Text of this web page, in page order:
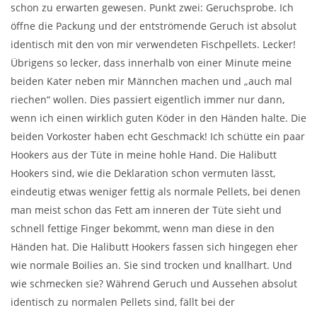
schon zu erwarten gewesen. Punkt zwei: Geruchsprobe. Ich
öffne die Packung und der entströmende Geruch ist absolut
identisch mit den von mir verwendeten Fischpellets. Lecker!
Übrigens so lecker, dass innerhalb von einer Minute meine
beiden Kater neben mir Männchen machen und „auch mal
riechen“ wollen. Dies passiert eigentlich immer nur dann,
wenn ich einen wirklich guten Köder in den Händen halte. Die
beiden Vorkoster haben echt Geschmack! Ich schütte ein paar
Hookers aus der Tüte in meine hohle Hand. Die Halibutt
Hookers sind, wie die Deklaration schon vermuten lässt,
eindeutig etwas weniger fettig als normale Pellets, bei denen
man meist schon das Fett am inneren der Tüte sieht und
schnell fettige Finger bekommt, wenn man diese in den
Händen hat. Die Halibutt Hookers fassen sich hingegen eher
wie normale Boilies an. Sie sind trocken und knallhart. Und
wie schmecken sie? Während Geruch und Aussehen absolut
identisch zu normalen Pellets sind, fällt bei der